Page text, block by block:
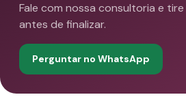
Fale com nossa consultoria e
antes de finalizar.
Perguntar no WhatsApp